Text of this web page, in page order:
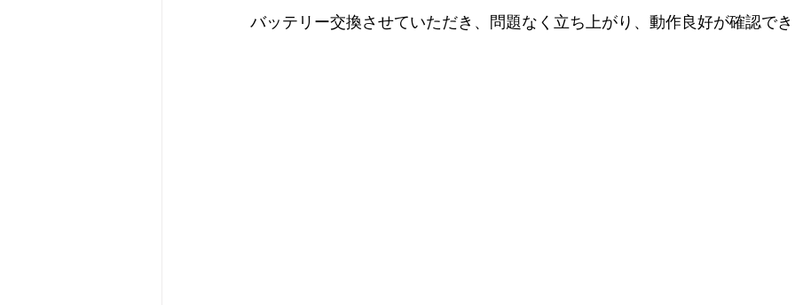
バッテリー交換させていただき、問題なく立ち上がり、動作良好が確認で